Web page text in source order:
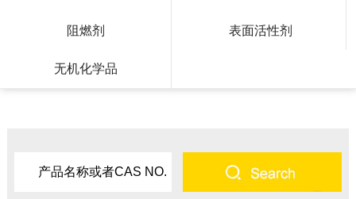
阻燃剂 表面活性剂
无机化学品